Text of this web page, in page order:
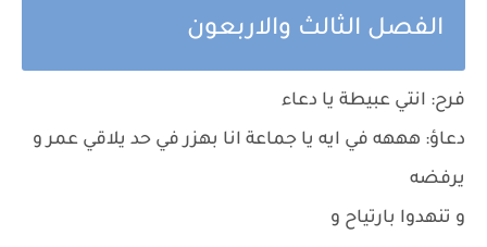
الفصل الثالث والاربعون
فرح: انتي عبيطة يا دعاء
دعاؤ: هههه في ايه يا جماعة انا بهزر في حد يلاقي عمر و
يرفضه
و تنهدوا بارتياح و